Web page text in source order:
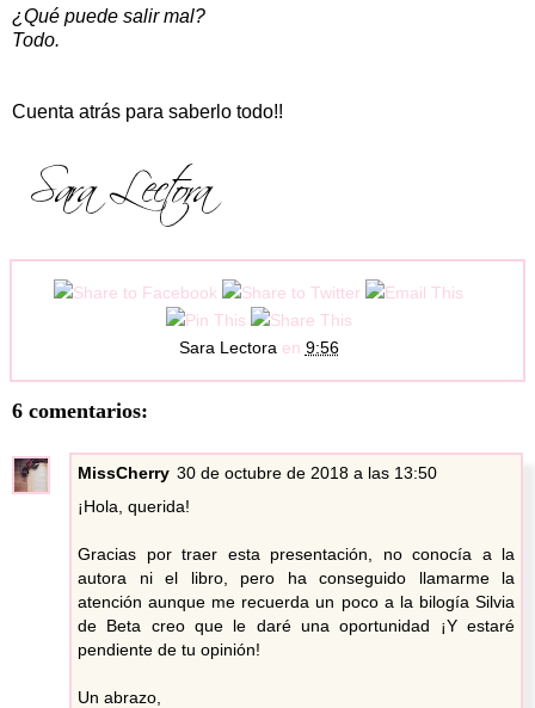
¿Qué puede salir mal?
Todo.
Cuenta atrás para saberlo todo!!
Sara Lectora en 9:56
6 comentarios:
MissCherry 30 de octubre de 2018 a las 13:50
¡Hola, querida!
Gracias por traer esta presentación, no conocía a la
autora ni el libro, pero ha conseguido llamarme la
atención aunque me recuerda un poco a la bilogía Silvia
de Beta creo que le daré una oportunidad ¡Y estaré
pendiente de tu opinión!
Un abrazo,